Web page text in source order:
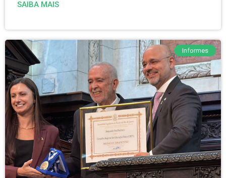
SAIBA MAIS
Informes